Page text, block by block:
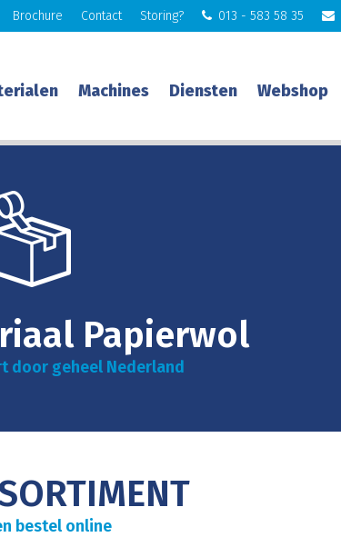
Brochure Contact Storing? 013 - 583 58 35
Machines Diensten Webshop
Papierwol
door geheel Nederland
bestel online